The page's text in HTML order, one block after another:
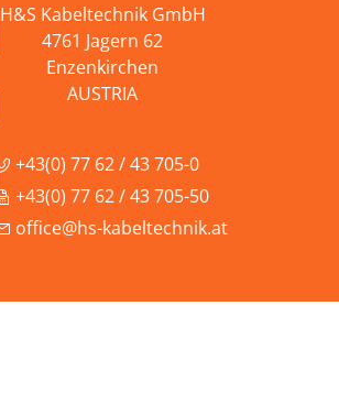
H&S Kabeltechnik GmbH
4761 Jagern 62
Enzenkirchen
AUSTRIA
+43(0) 77 62 / 43 705-0
+43(0) 77 62 / 43 705-50
office@hs-kabeltechnik.at